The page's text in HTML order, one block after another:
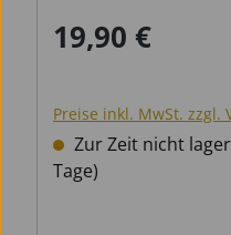
Regulärer Preis:
19,90 €
Preise inkl. MwSt. zzgl.
Zur Zeit nicht
Tage)